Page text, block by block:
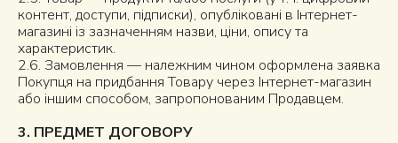
контент, доступи, підписки), опубліковані в Інтернет-
магазині із зазначенням назви, ціни, опису та
характеристик.
2.6. Замовлення — належним чином оформлена заявка
Покупця на придбання Товару через Інтернет-магазин
або іншим способом, запропонованим Продавцем.
3. ПРЕДМЕТ ДОГОВОРУ